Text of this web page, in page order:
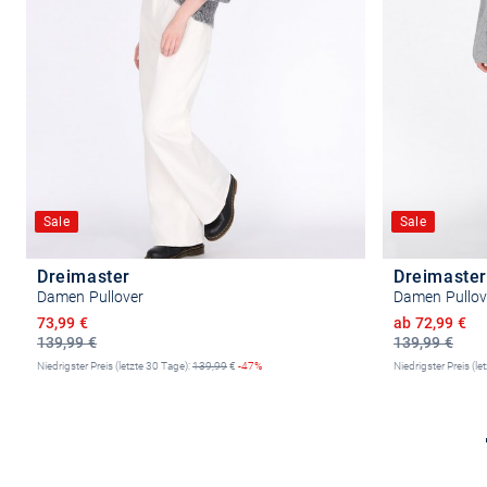
Sale
Dreimaster
Damen Pullover
139,99 €
Ermäßigter Preis
73,99 €
Niedrigster Preis (letzte 30 Tage):139,99€ -47%
Sale
Dreimaster
Damen
139,99 €
Ermäßigter
ab 72,99 €
Niedrigster Preis